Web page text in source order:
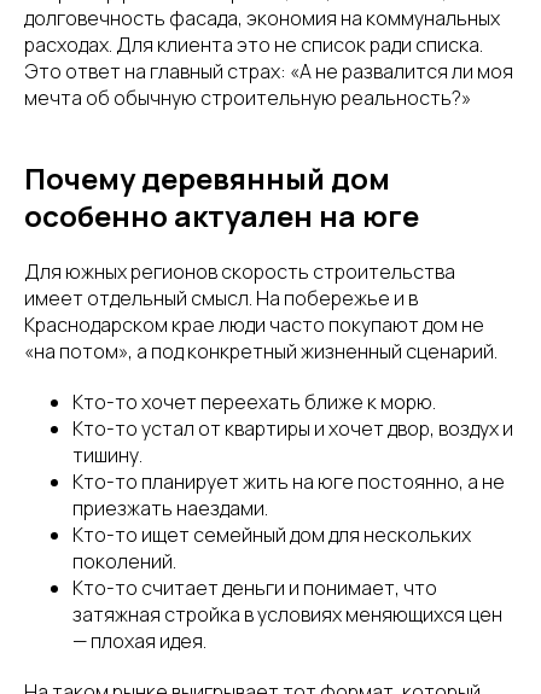
долговечность фасада, экономия на коммунальных
расходах. Для клиента это не список ради списка.
Это ответ на главный страх: «А не развалится ли моя
мечта об обычную строительную реальность?»
Почему деревянный дом
особенно актуален на юге
Для южных регионов скорость строительства
имеет отдельный смысл. На побережье и в
Краснодарском крае люди часто покупают дом не
«на потом», а под конкретный жизненный сценарий.
Кто-то хочет переехать ближе к морю.
Кто-то устал от квартиры и хочет двор, воздух и
тишину.
Кто-то планирует жить на юге постоянно, а не
приезжать наездами.
Кто-то ищет семейный дом для нескольких
поколений.
Кто-то считает деньги и понимает, что
затяжная стройка в условиях меняющихся цен
— плохая идея.